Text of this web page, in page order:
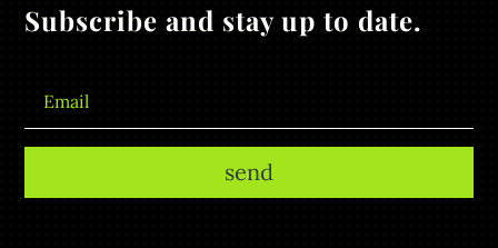
Subscribe and stay up to date.
send